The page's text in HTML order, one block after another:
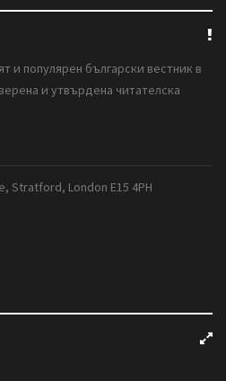
и популярен български вестник в
и утвърдена читателска
Stratford, London E15 4PH